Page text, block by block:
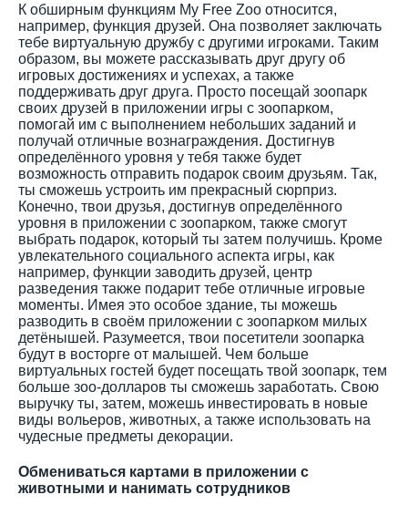
К обширным функциям My Free Zoo относится,
например, функция друзей. Она позволяет заключать
тебе виртуальную дружбу с другими игроками. Таким
образом, вы можете рассказывать друг другу об
игровых достижениях и успехах, а также
поддерживать друг друга. Просто посещай зоопарк
своих друзей в приложении игры с зоопарком,
помогай им с выполнением небольших заданий и
получай отличные вознаграждения. Достигнув
определённого уровня у тебя также будет
возможность отправить подарок своим друзьям. Так,
ты сможешь устроить им прекрасный сюрприз.
Конечно, твои друзья, достигнув определённого
уровня в приложении с зоопарком, также смогут
выбрать подарок, который ты затем получишь. Кроме
увлекательного социального аспекта игры, как
например, функции заводить друзей, центр
разведения также подарит тебе отличные игровые
моменты. Имея это особое здание, ты можешь
разводить в своём приложении с зоопарком милых
детёнышей. Разумеется, твои посетители зоопарка
будут в восторге от малышей. Чем больше
виртуальных гостей будет посещать твой зоопарк, тем
больше зоо-долларов ты сможешь заработать. Свою
выручку ты, затем, можешь инвестировать в новые
виды вольеров, животных, а также использовать на
чудесные предметы декорации.
Обмениваться картами в приложении с
животными и нанимать сотрудников